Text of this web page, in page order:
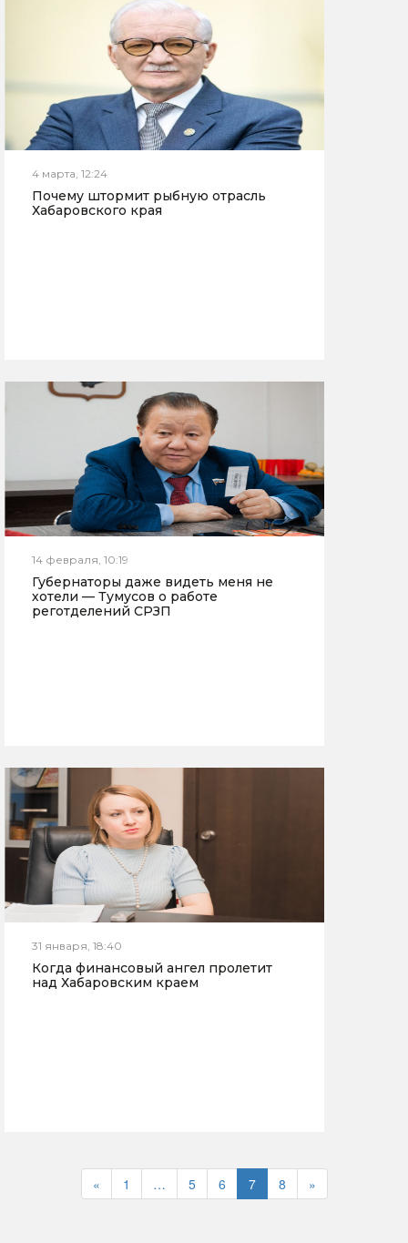
4 марта, 12:24
Почему штормит рыбную отрасль
Хабаровского края
14 февраля, 10:19
Губернаторы даже видеть меня не
хотели — Тумусов о работе
реготделений СРЗП
31 января, 18:40
Когда финансовый ангел пролетит
над Хабаровским краем
« 1 … 5 6 7 8 »